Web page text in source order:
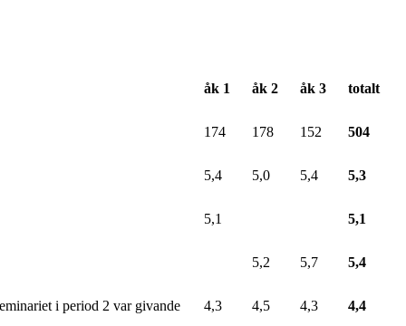
åk 1 åk 2 åk 3 totalt
174 178 152 504
5,4 5,0 5,4 5,3
5,1 5,1
5,2 5,7 5,4
i period 2 var givande 4,3 4,5 4,3 4,4